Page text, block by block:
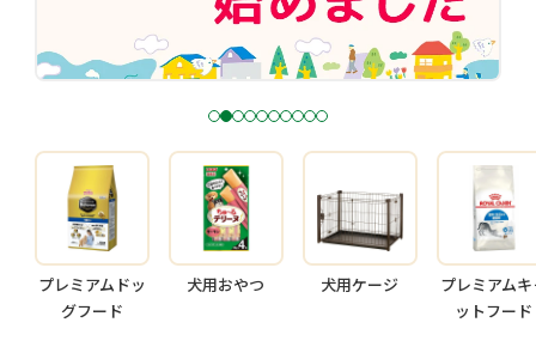
1234567891
0
プレミアムドッ
グフード
犬用おやつ 犬用ケージ
プレミアム
ットフード